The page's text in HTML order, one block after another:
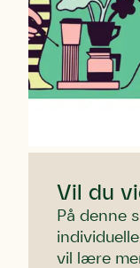
Vil du
På denne
vil lære